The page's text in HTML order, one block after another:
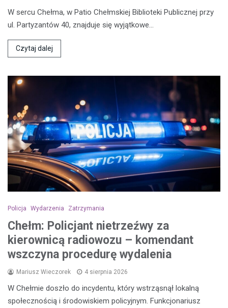
W sercu Chełma, w Patio Chełmskiej Biblioteki Publicznej przy
ul. Partyzantów 40, znajduje się wyjątkowe…
Czytaj dalej
Policja Wydarzenia Zatrzymania
Chełm: Policjant nietrzeźwy za
kierownicą radiowozu – komendant
wszczyna procedurę wydalenia
Mariusz Wieczorek 4 sierpnia 2026
W Chełmie doszło do incydentu, który wstrząsnął lokalną
społecznością i środowiskiem policyjnym. Funkcjonariusz